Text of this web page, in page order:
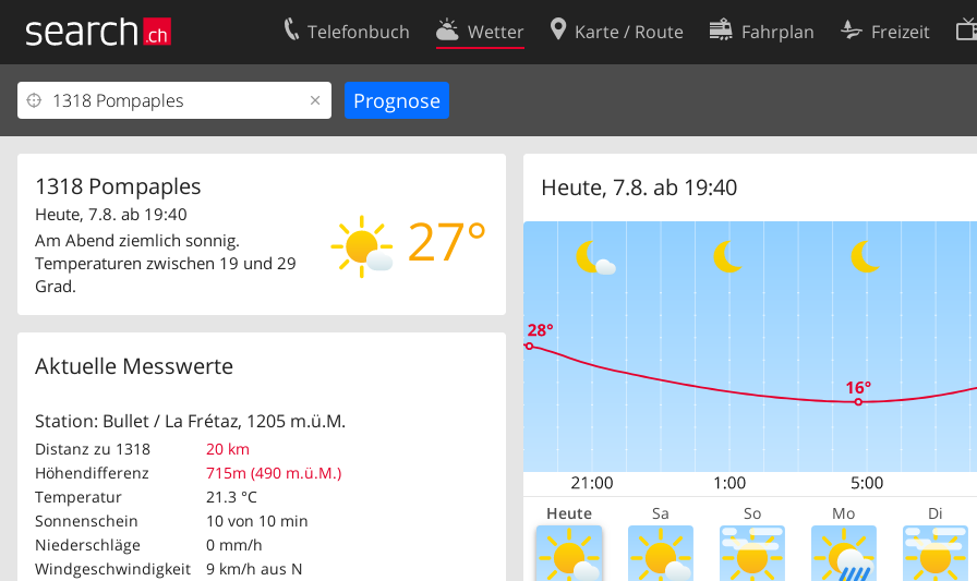
Telefonbuch Wetter Karte / Route Fahrplan Freizeit
1318 Pompaples
27°
Heute, 7.8. ab 19:40
Am Abend ziemlich sonnig.
Temperaturen zwischen 19 und 29
Grad.
Aktuelle Messwerte
Station: Bullet / La Frétaz, 1205 m.ü.M.
Distanz zu 1318
20 km
Höhendifferenz
715m (490 m.ü.M.)
Temperatur
21.3 °C
Sonnenschein
10 von 10 min
Niederschläge
0 mm/h
Windgeschwindigkeit
9 km/h aus N
Heute, 7.8. ab 19:40
Heute Sa So Mo Di
Ihr Eintrag
Kundencenter Geschäftskunden
Kontakt
Nutzungsbedingungen
Cookie-Einstellungen